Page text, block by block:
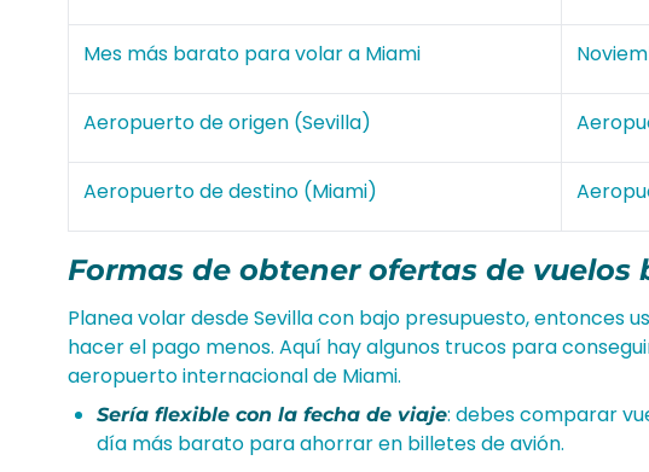
Mes más barato para volar a Miami
Aeropuerto de origen (Sevilla)
Aeropuerto de destino (Miami)
Formas de obtener ofertas de vuelos
Planea volar desde Sevilla con bajo presupuesto, entonces
hacer el pago menos. Aquí hay algunos trucos para
aeropuerto internacional de Miami.
Sería flexible con la fecha de viaje: debes comparar
día más barato para ahorrar en billetes de avión.